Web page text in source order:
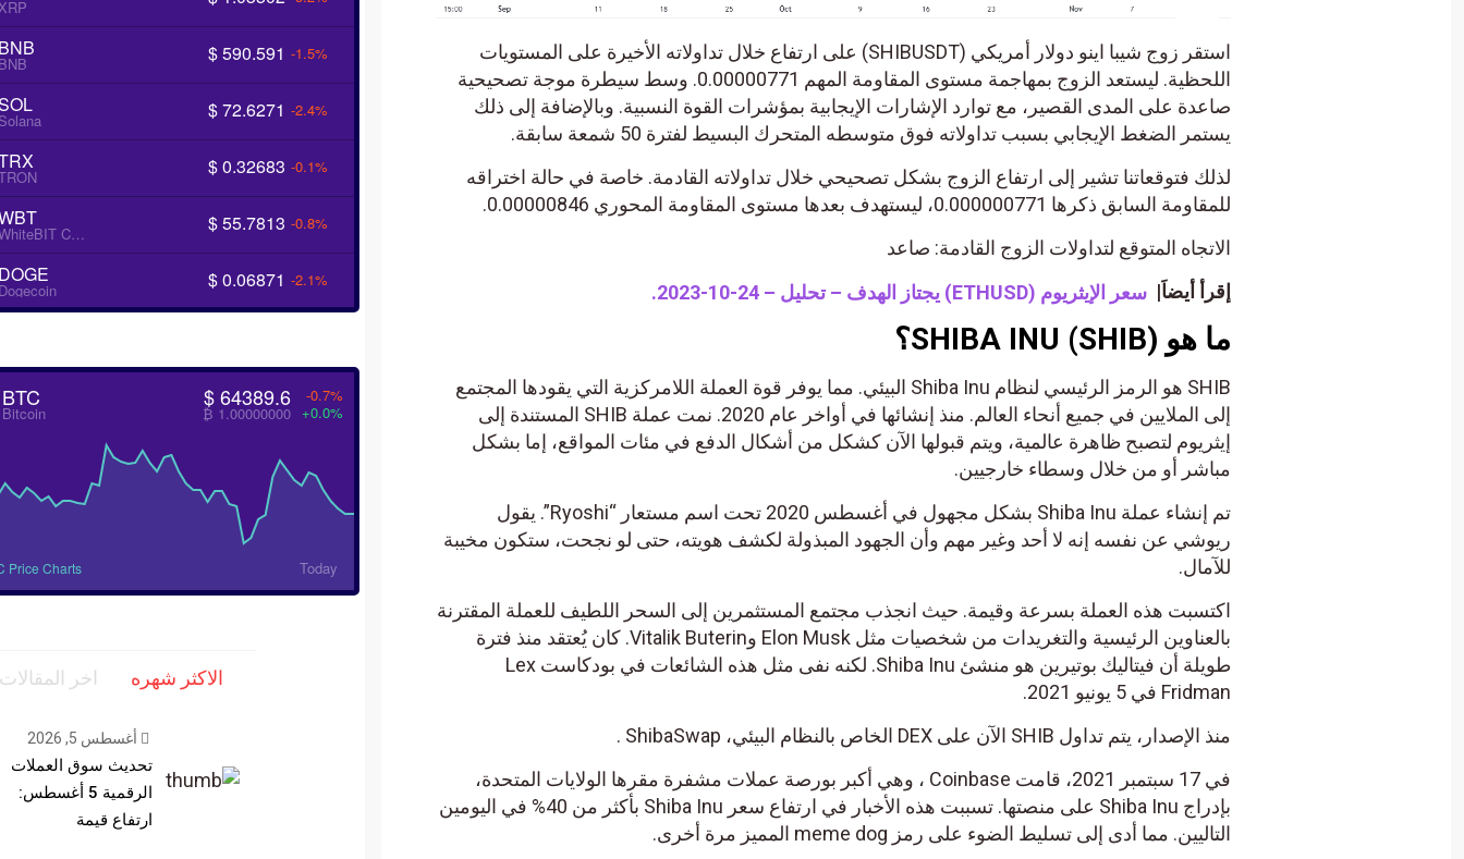
استقر زوج شيبا اينو دولار أمريكي (SHIBUSDT) على ارتفاع خلال تداولاته الأخيرة على المستويات
اللحظية. ليستعد الزوج بمهاجمة مستوى المقاومة المهم 0.00000771. وسط سيطرة موجة تصحيحية
صاعدة على المدى القصير، مع توارد الإشارات الإيجابية بمؤشرات القوة النسبية. وبالإضافة إلى ذلك
يستمر الضغط الإيجابي بسبب تداولاته فوق متوسطه المتحرك البسيط لفترة 50 شمعة سابقة.
لذلك فتوقعاتنا تشير إلى ارتفاع الزوج بشكل تصحيحي خلال تداولاته القادمة. خاصة في حالة اختراقه
للمقاومة السابق ذكرها 0.000000771، ليستهدف بعدها مستوى المقاومة المحوري 0.00000846.
الاتجاه المتوقع لتداولات الزوج القادمة: صاعد
إقرأ أيضاَ| سعر الإيثريوم (ETHUSD) يجتاز الهدف – تحليل – 24-10-2023.
ما هو SHIBA INU (SHIB)؟
SHIB هو الرمز الرئيسي لنظام Shiba Inu البيئي. مما يوفر قوة العملة اللامركزية التي يقودها المجتمع
إلى الملايين في جميع أنحاء العالم. منذ إنشائها في أواخر عام 2020. نمت عملة SHIB المستندة إلى
إيثريوم لتصبح ظاهرة عالمية، ويتم قبولها الآن كشكل من أشكال الدفع في مئات المواقع، إما بشكل
مباشر أو من خلال وسطاء خارجيين.
تم إنشاء عملة Shiba Inu بشكل مجهول في أغسطس 2020 تحت اسم مستعار “Ryoshi”. يقول
ريوشي عن نفسه إنه لا أحد وغير مهم وأن الجهود المبذولة لكشف هويته، حتى لو نجحت، ستكون مخيبة
للآمال.
اكتسبت هذه العملة بسرعة وقيمة. حيث انجذب مجتمع المستثمرين إلى السحر اللطيف للعملة المقترنة
بالعناوين الرئيسية والتغريدات من شخصيات مثل Elon Musk وVitalik Buterin. كان يُعتقد منذ فترة
طويلة أن فيتاليك بوتيرين هو منشئ Shiba Inu. لكنه نفى مثل هذه الشائعات في بودكاست Lex
Fridman في 5 يونيو 2021.
منذ الإصدار، يتم تداول SHIB الآن على DEX الخاص بالنظام البيئي، ShibaSwap .
في 17 سبتمبر 2021، قامت Coinbase ، وهي أكبر بورصة عملات مشفرة مقرها الولايات المتحدة،
بإدراج Shiba Inu على منصتها. تسببت هذه الأخبار في ارتفاع سعر Shiba Inu بأكثر من 40% في اليومين
التاليين. مما أدى إلى تسليط الضوء على رمز meme dog المميز مرة أخرى.
$ 590.591 -1.5%
$ 72.6271 -2.4%
$ 0.32683 -0.1%
WhiteBIT Coin $ 55.7813 -0.8%
$ 0.06871 -2.1%
BTC
Bitcoin
-0.7%
+0.0%
$ 64389.6
₿ 1.00000000
Price Charts Today
الاكثر شهره اخر
أغسطس 5, 2026
تحديث سوق العملات
الرقمية 5 أغسطس:
ارتفاع قيمة